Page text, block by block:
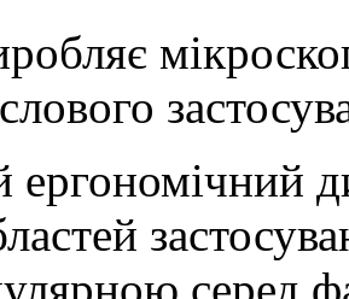
ергономічний
серед